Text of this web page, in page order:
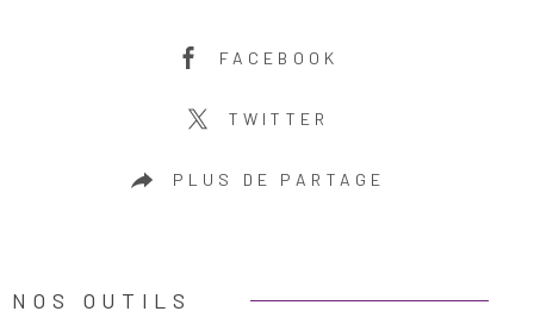
FACEBOOK
TWITTER
PLUS DE PARTAGE
NOS OUTILS